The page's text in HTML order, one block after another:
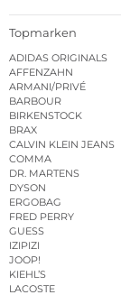
Topmarken
ADIDAS ORIGINALS
AFFENZAHN
ARMANI/PRIVÉ
BARBOUR
BIRKENSTOCK
BRAX
CALVIN KLEIN JEANS
COMMA
DR. MARTENS
DYSON
ERGOBAG
FRED PERRY
GUESS
IZIPIZI
JOOP!
KIEHL’S
LACOSTE